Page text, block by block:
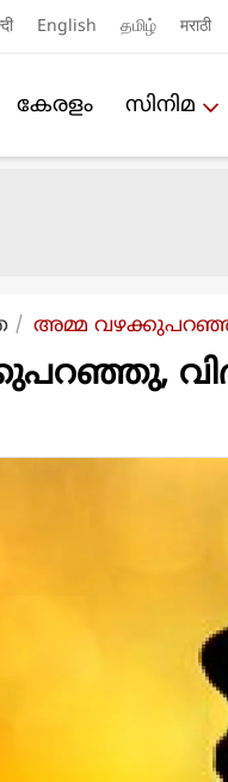
English தமிழ் मराठी
കേരളം സിനിമ
അമ്മ